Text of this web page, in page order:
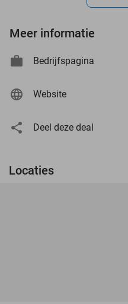
Meer informatie
Bedrijfspagina
Website
Deel deze deal
Locaties